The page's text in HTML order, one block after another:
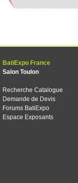
BatiExpo France
Salon Toulon
Recherche Catalogue
Demande de Devis
Forums BatiExpo
Espace Exposants